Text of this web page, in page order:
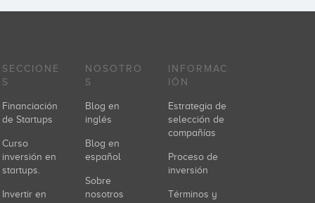
SECCIONE
S
Financiación
de Startups
Curso
inversión en
startups.
Invertir en
NOSOTRO
S
Blog en
inglés
Blog en
español
Sobre
nosotros
INFORMAC
IÓN
Estrategia de
selección de
compañías
Proceso de
inversión
Términos y